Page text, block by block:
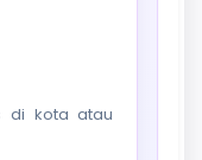
di kota atau